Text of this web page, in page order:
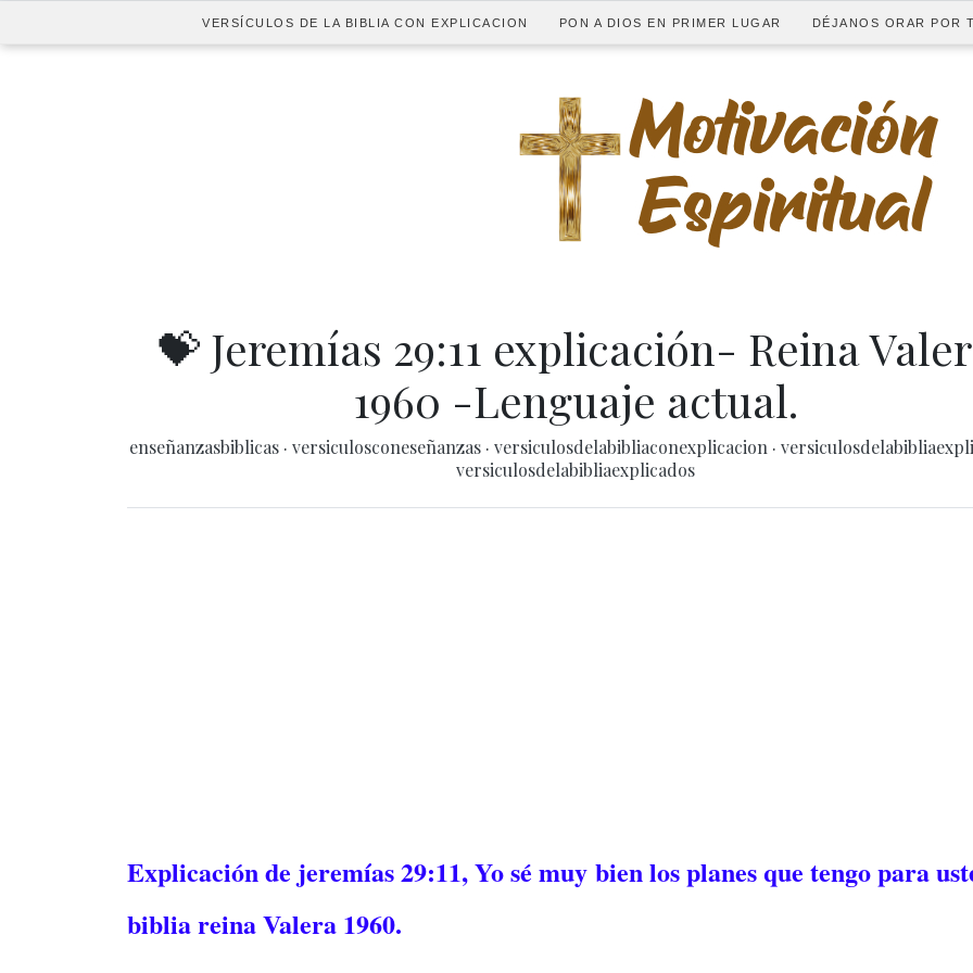
VERSÍCULOS DE LA BIBLIA CON EXPLICACION PON A DIOS EN PRIMER LUGAR DÉJANOS ORAR POR
💝 Jeremías 29:11 explicación- Reina
1960 -Lenguaje actual.
enseñanzasbiblicas · versiculosconeseñanzas · versiculosdelabibliaconexplicacion ·
versiculosdelabibliaexplicados
Explicación de jeremías 29:11, Yo sé muy bien los planes que tengo para
biblia reina Valera 1960.